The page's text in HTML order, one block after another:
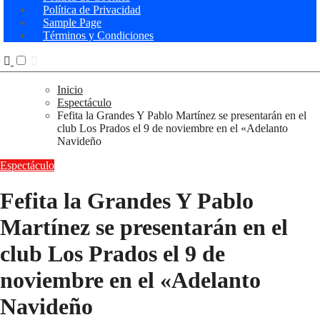
Política de Privacidad
Sample Page
Términos y Condiciones
Inicio
Espectáculo
Fefita la Grandes Y Pablo Martínez se presentarán en el
club Los Prados el 9 de noviembre en el «Adelanto
Navideño
Espectáculo
Fefita la Grandes Y Pablo
Martínez se presentarán en el
club Los Prados el 9 de
noviembre en el «Adelanto
Navideño